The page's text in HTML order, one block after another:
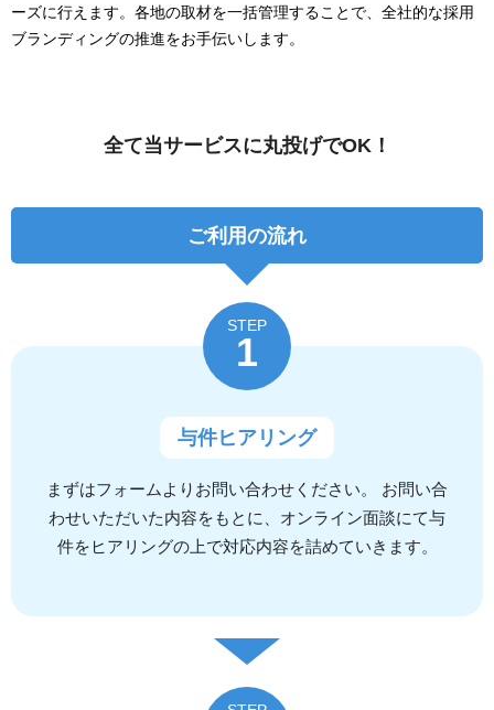
ーズに行えます。各地の取材を一括管理することで、全社的な採用
ブランディングの推進をお手伝いします。
全て当サービスに丸投げでOK！
ご利用の流れ
STEP
1
与件ヒアリング
まずはフォームよりお問い合わせください。 お問い合
わせいただいた内容をもとに、オンライン面談にて与
件をヒアリングの上で対応内容を詰めていきます。